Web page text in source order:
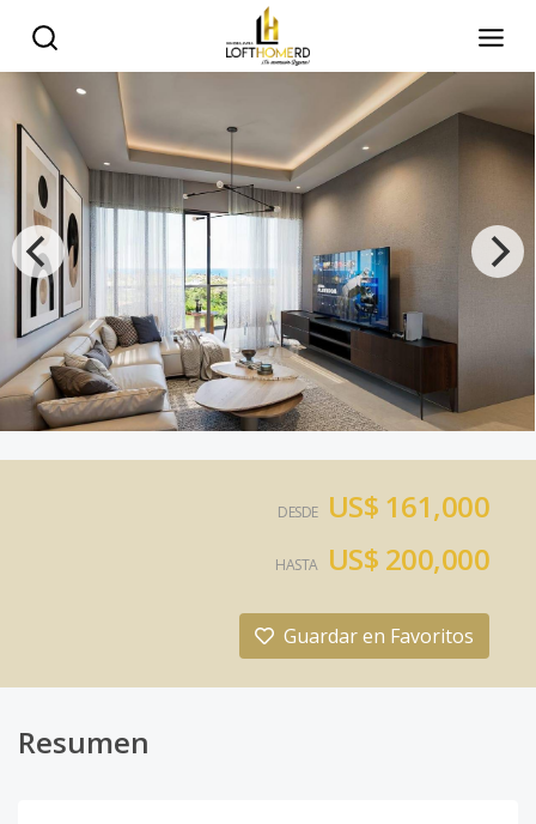
DESDE US$ 161,000
HASTA US$ 200,000
Guardar en Favoritos
Resumen